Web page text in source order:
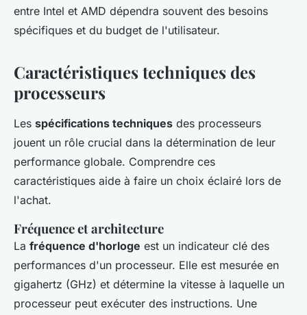
entre Intel et AMD dépendra souvent des besoins
spécifiques et du budget de l'utilisateur.
Caractéristiques techniques des
processeurs
Les spécifications techniques des processeurs
jouent un rôle crucial dans la détermination de leur
performance globale. Comprendre ces
caractéristiques aide à faire un choix éclairé lors de
l'achat.
Fréquence et architecture
La fréquence d'horloge est un indicateur clé des
performances d'un processeur. Elle est mesurée en
gigahertz (GHz) et détermine la vitesse à laquelle un
processeur peut exécuter des instructions. Une